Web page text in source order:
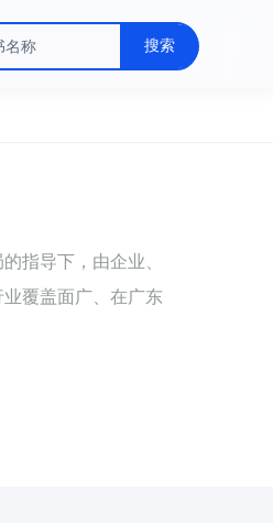
搜索
指导下，由企业、
覆盖面广、在广东